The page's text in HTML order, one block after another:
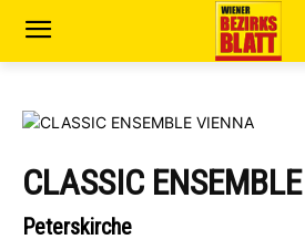
CLASSIC
Peterskirche